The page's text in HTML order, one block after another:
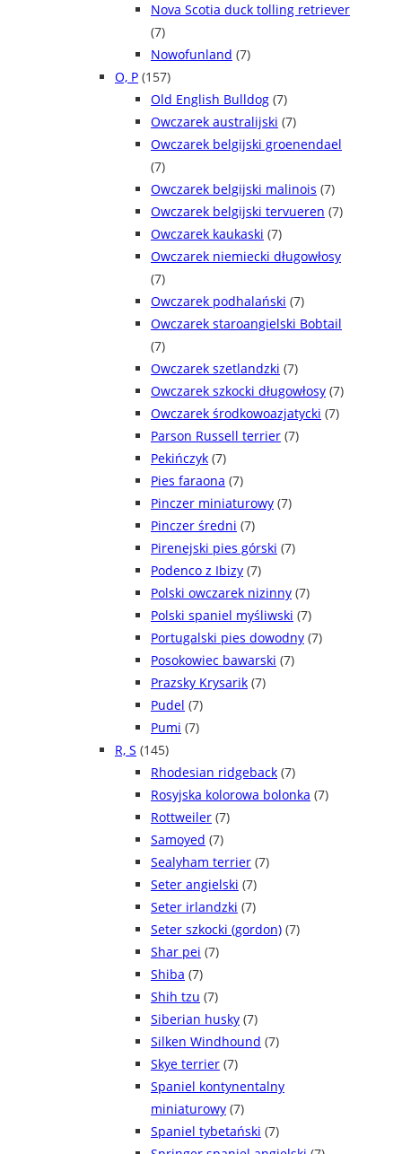
Nova Scotia duck tolling retriever
(7)
Nowofunland (7)
O, P (157)
Old English Bulldog (7)
Owczarek australijski (7)
Owczarek belgijski groenendael
(7)
Owczarek belgijski malinois (7)
Owczarek belgijski tervueren (7)
Owczarek kaukaski (7)
Owczarek niemiecki długowłosy
(7)
Owczarek podhalański (7)
Owczarek staroangielski Bobtail
(7)
Owczarek szetlandzki (7)
Owczarek szkocki długowłosy (7)
Owczarek środkowoazjatycki (7)
Parson Russell terrier (7)
Pekińczyk (7)
Pies faraona (7)
Pinczer miniaturowy (7)
Pinczer średni (7)
Pirenejski pies górski (7)
Podenco z Ibizy (7)
Polski owczarek nizinny (7)
Polski spaniel myśliwski (7)
Portugalski pies dowodny (7)
Posokowiec bawarski (7)
Prazsky Krysarik (7)
Pudel (7)
Pumi (7)
R, S (145)
Rhodesian ridgeback (7)
Rosyjska kolorowa bolonka (7)
Rottweiler (7)
Samoyed (7)
Sealyham terrier (7)
Seter angielski (7)
Seter irlandzki (7)
Seter szkocki (gordon) (7)
Shar pei (7)
Shiba (7)
Shih tzu (7)
Siberian husky (7)
Silken Windhound (7)
Skye terrier (7)
Spaniel kontynentalny
miniaturowy (7)
Spaniel tybetański (7)